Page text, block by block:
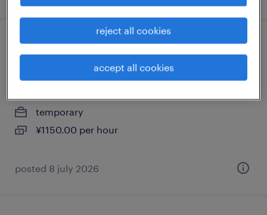
コンピュータ・精密機器の検査、仕分け・
ピッキング・梱包
temporary
¥1150.00 per hour
posted 8 july 2026
reject all cookies
accept all cookies